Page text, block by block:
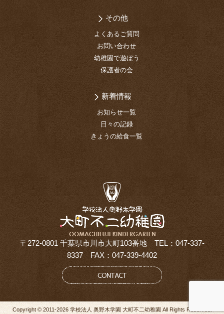
その他
よくあるご質問
お問い合わせ
幼稚園で遊ぼう
保護者の会
新着情報
お知らせ一覧
日々の記録
きょうの給食一覧
〒272-0801 千葉県市川市大町103番地 TEL：047-337-
8337 FAX：047-339-4402
Copyright © 2011-2026 学校法人 奥野木学園 大町不二幼稚園 All Rights Reserved.